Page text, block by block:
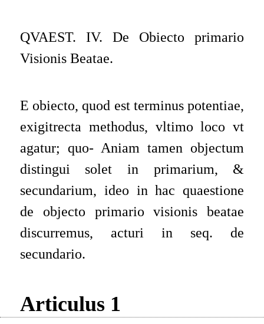
QVAEST. IV. De Obiecto primario
Visionis Beatae.
E obiecto, quod est terminus potentiae,
exigitrecta methodus, vltimo loco vt
agatur; quo- Aniam tamen objectum
distingui solet in primarium, &
secundarium, ideo in hac quaestione
de objecto primario visionis beatae
discurremus, acturi in seq. de
secundario.
Articulus 1